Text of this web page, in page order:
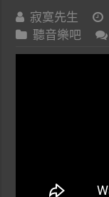
寂寞先生
聽音樂吧